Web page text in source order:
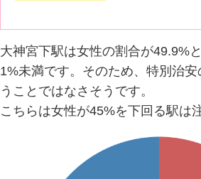
大神宮下駅は女性の割合が49.9%
1%未満です。そのため、特別治
うことではなさそうです。
こちらは女性が45%を下回る駅は